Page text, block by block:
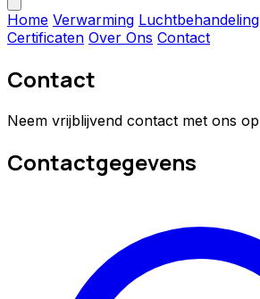
Home Verwarming Luchtbehandeling
Certificaten Over Ons Contact
Contact
Neem vrijblijvend contact met ons op
Contactgegevens